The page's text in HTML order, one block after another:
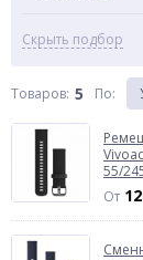
Скрыть подбор
Товаров: 5 По:
55/
От